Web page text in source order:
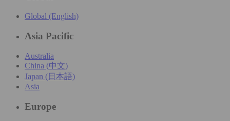
Global (English)
Asia Pacific
Australia
China (中文)
Japan (日本語)
Asia
Europe